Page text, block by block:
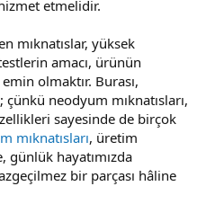
etmelidir.
mıknatıslar, yüksek
amacı, ürünün
emin olmaktır. Burası,
neodyum mıknatısları,
sayesinde de birçok
mıknatısları, üretim
günlük hayatımızda
bir parçası hâline